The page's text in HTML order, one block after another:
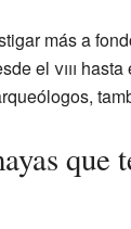
más a
el viii hasta
que